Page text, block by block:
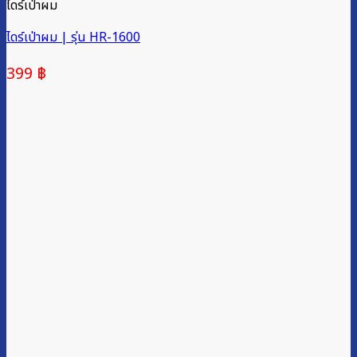
ไดร์เป่าผม
ไดร์เป่าผม | รุ่น HR-1600
399 ฿